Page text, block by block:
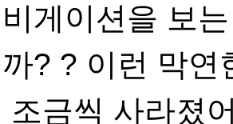
게이션을 보
? ? 이런 막연
조금씩 사라졌